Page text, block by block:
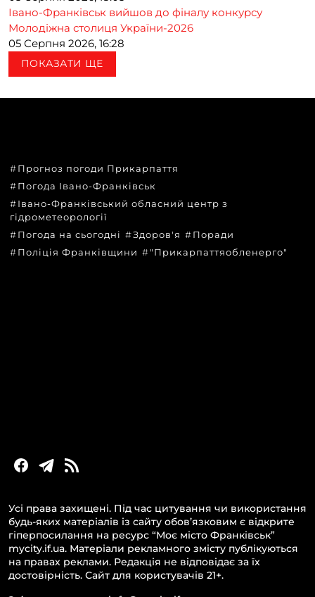
Івано-Франківськ вийшов до фіналу конкурсу
Молодіжна столиця України-2026
05 Серпня 2026, 16:28
ПОКАЗАТИ ЩЕ
Прогноз погоди Прикарпаття
Погода Івано-Франківськ
Івано-Франківський обласний центр з
гідрометеорології
Погода на сьогодні
Здоров'я
Поради
Поліція Франківщини
"Прикарпаттяобленерго"
Усі права захищені. Під час цитування чи використання
будь-яких матеріалів із сайту обов’язковим є відкрите
гіперпосилання на ресурс “Моє місто Франківськ”
mycity.if.ua. Матеріали рекламного змісту публікуються
на правах реклами. Редакція не відповідає за їх
достовірність. Сайт для користувачів 21+.